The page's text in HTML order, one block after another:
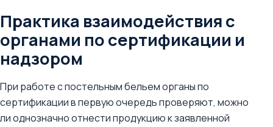
Практика взаимодействия с
органами по сертификации и
надзором
При работе с постельным бельем органы по
сертификации в первую очередь проверяют, можно
ли однозначно отнести продукцию к заявленной